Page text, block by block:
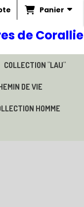
de Corallie
Panier
COLLECTION "LAU"
DE VIE
HOMME